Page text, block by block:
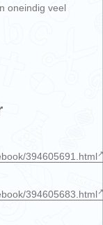
oneindig veel
394605691.html
394605683.html